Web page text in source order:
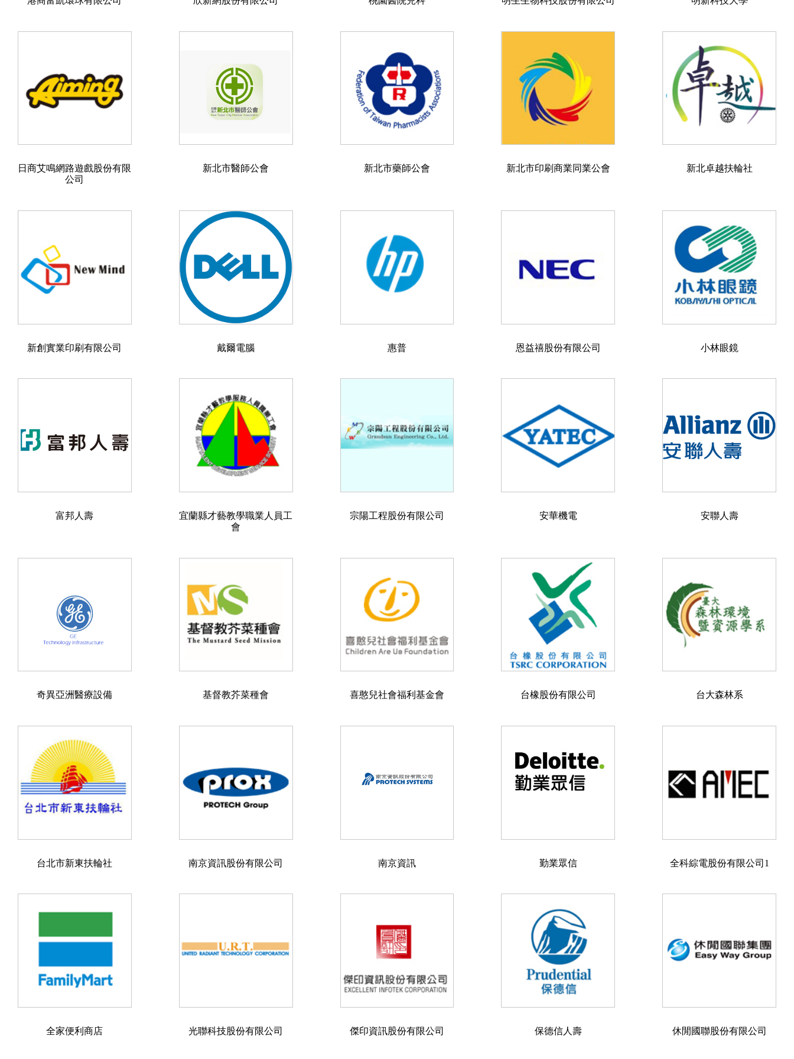
日商艾鳴網路遊戲股份有限
公司
新北市醫師公會 新北市藥師公會 新北市印刷商業同業公會 新北卓越扶輪社
新創實業印刷有限公司 戴爾電腦 惠普 恩益禧股份有限公司 小林眼鏡
富邦人壽
宜蘭縣才藝教學職業人員工
會
宗陽工程股份有限公司 安華機電 安聯人壽
奇異亞洲醫療設備 基督教芥菜種會 喜憨兒社會福利基金會 台橡股份有限公司 台大森林系
台北市新東扶輪社 南京資訊股份有限公司 南京資訊 勤業眾信 全科綜電股份有限公司1
全家便利商店 光聯科技股份有限公司 傑印資訊股份有限公司 保德信人壽 休閒國聯股份有限公司